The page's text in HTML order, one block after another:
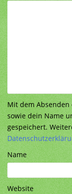
Mit dem
sowie dein Name
gespeichert.
Name
Website